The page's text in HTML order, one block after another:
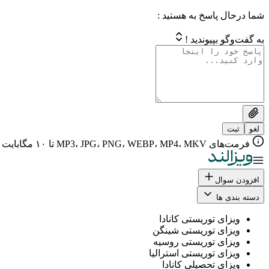
شما درحال پاسخ به هستید :
به گفت‌وگو بپیوندید !
لغو ثبت
فرمت‌های MP3، JPG، PNG، WEBP، MP4، MKV تا ۱۰ مگابایت
افزودن سوال
دسته بندی ها
ویزای توریستی کانادا
ویزای توریستی شینگن
ویزای توریستی روسیه
ویزای توریستی استرالیا
ویزای تحصیلی کانادا